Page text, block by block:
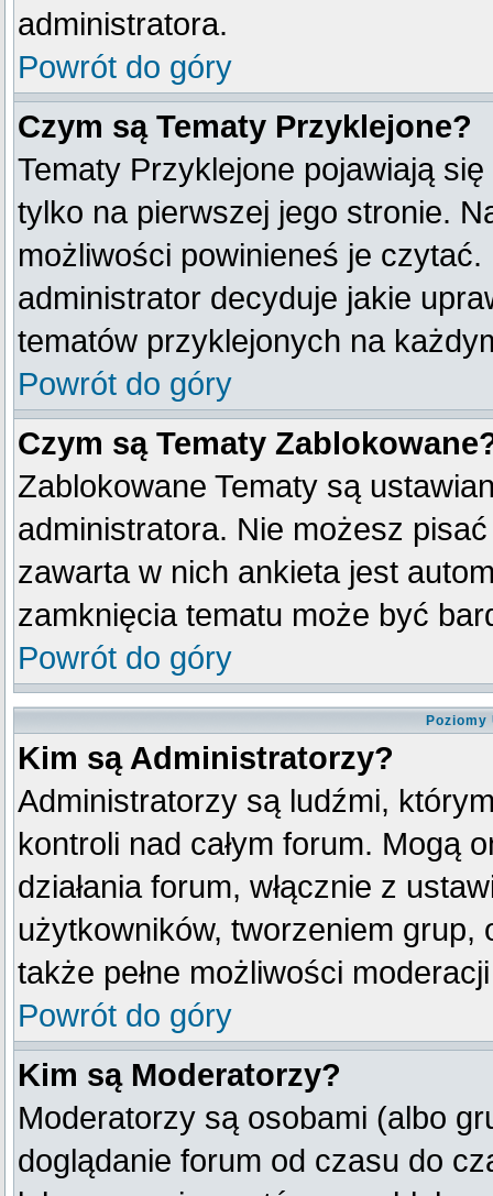
administratora.
Powrót do góry
Czym są Tematy Przyklejone?
Tematy Przyklejone pojawiają
tylko na pierwszej jego stronie.
możliwości powinieneś je czytać.
administrator decyduje jakie
tematów przyklejonych na
Powrót do góry
Czym są Tematy
Zablokowane Tematy są
administratora. Nie możesz
zawarta w nich ankieta jest
zamknięcia tematu może być
Powrót do góry
Kim są Administratorzy?
Administratorzy są ludźmi,
kontroli nad całym forum. Mogą
działania forum, włącznie z
użytkowników, tworzeniem grup,
także pełne możliwości
Powrót do góry
Kim są Moderatorzy?
Moderatorzy są osobami (albo
doglądanie forum od czasu do